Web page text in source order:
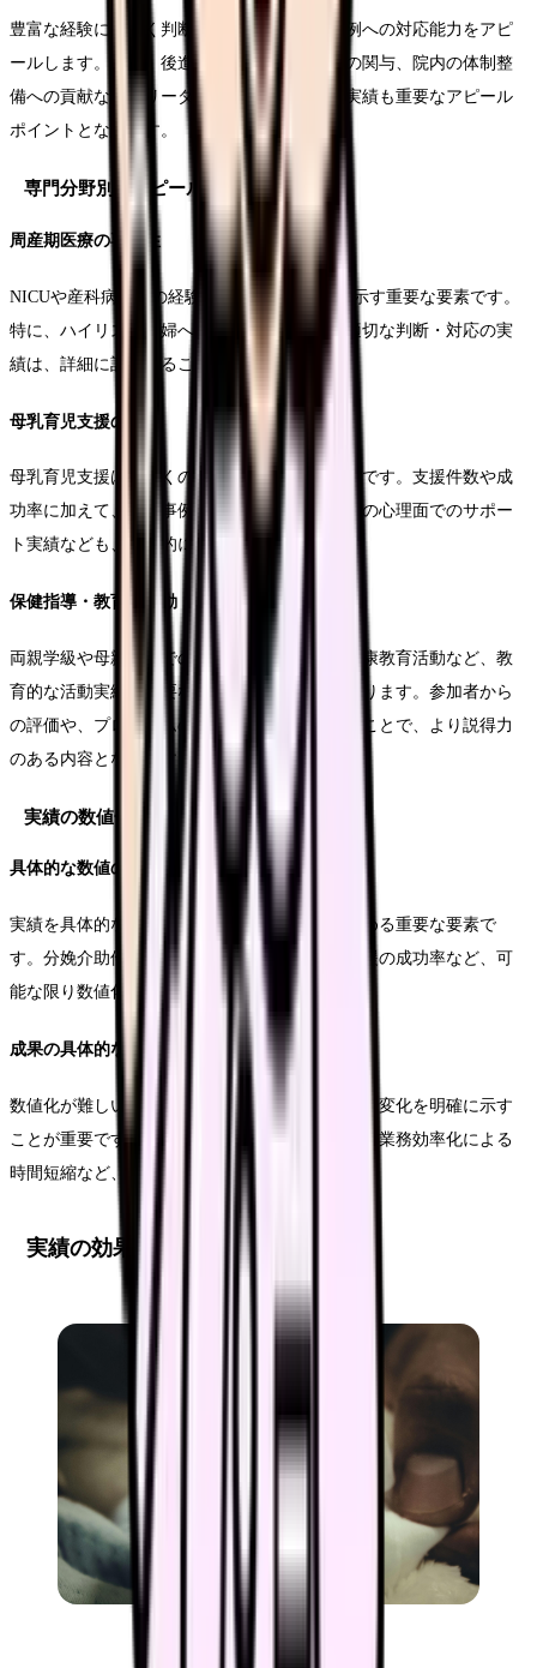
豊富な経験に基づく判断力や、ハイリスク症例への対応能力をアピ
ールします。また、後進の育成や部署運営への関与、院内の体制整
備への貢献など、リーダーシップを発揮した実績も重要なアピール
ポイントとなります。
専門分野別のアピールポイント
周産期医療の専門性
NICUや産科病棟での経験は、高度な専門性を示す重要な要素です。
特に、ハイリスク妊婦への対応や、緊急時の適切な判断・対応の実
績は、詳細に記載することをお勧めします。
母乳育児支援の実績
母乳育児支援は、多くの施設で重視される分野です。支援件数や成
功率に加えて、困難事例への対応経験や、母親の心理面でのサポー
ト実績なども、具体的に記載します。
保健指導・教育的活動
両親学級や母親学級での指導経験、地域での健康教育活動など、教
育的な活動実績も重要なアピールポイントとなります。参加者から
の評価や、プログラムの改善実績なども含めることで、より説得力
のある内容となります。
実績の数値化と表現方法
具体的な数値の活用
実績を具体的な数値で示すことは、説得力を高める重要な要素で
す。分娩介助件数、保健指導件数、母乳育児支援の成功率など、可
能な限り数値化して記載します。
成果の具体的な表現
数値化が難しい実績については、具体的な成果や変化を明確に示す
ことが重要です。例えば、患者満足度の向上や、業務効率化による
時間短縮など、具体的な改善効果を記載します。
実績の効果的な記載方法